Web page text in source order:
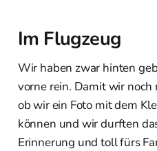
Im Flugzeug
Wir haben zwar hinten
vorne rein. Damit wir
ob wir ein Foto mit dem
können und wir durften
Erinnerung und toll fürs